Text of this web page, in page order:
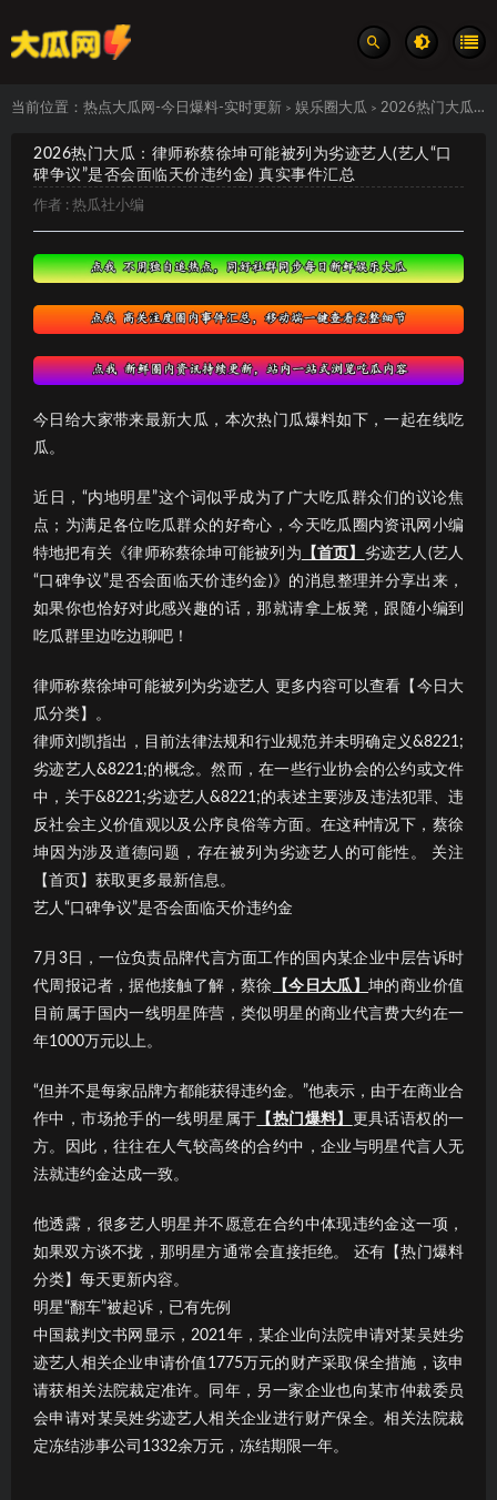
当前位置： 热点大瓜网-今日爆料-实时更新 > 娱乐圈大瓜 > 2026热门大瓜：律师称蔡徐坤可能被列为劣迹艺人(艺人“口碑争议”是否会面临天价违约金) 真实事件汇总
2026热门大瓜：律师称蔡徐坤可能被列为劣迹艺人(艺人“口
碑争议”是否会面临天价违约金) 真实事件汇总
作者 : 热瓜社小编
今日给大家带来最新大瓜，本次热门瓜爆料如下，一起在线吃
瓜。
近日，“内地明星”这个词似乎成为了广大吃瓜群众们的议论焦
点；为满足各位吃瓜群众的好奇心，今天吃瓜圈内资讯网小编
特地把有关《律师称蔡徐坤可能被列为 【首页】 劣迹艺人(艺人
“口碑争议”是否会面临天价违约金)》的消息整理并分享出来，
如果你也恰好对此感兴趣的话，那就请拿上板凳，跟随小编到
吃瓜群里边吃边聊吧！
律师称蔡徐坤可能被列为劣迹艺人 更多内容可以查看【今日大
瓜分类】。
律师刘凯指出，目前法律法规和行业规范并未明确定义&8221;
劣迹艺人&8221;的概念。然而，在一些行业协会的公约或文件
中，关于&8221;劣迹艺人&8221;的表述主要涉及违法犯罪、违
反社会主义价值观以及公序良俗等方面。在这种情况下，蔡徐
坤因为涉及道德问题，存在被列为劣迹艺人的可能性。 关注
【首页】获取更多最新信息。
艺人“口碑争议”是否会面临天价违约金
7月3日，一位负责品牌代言方面工作的国内某企业中层告诉时
代周报记者，据他接触了解，蔡徐 【今日大瓜】坤的商业价值
目前属于国内一线明星阵营，类似明星的商业代言费大约在一
年1000万元以上。
“但并不是每家品牌方都能获得违约金。”他表示，由于在商业合
作中，市场抢手的一线明星属于 【热门爆料】 更具话语权的一
方。因此，往往在人气较高终的合约中，企业与明星代言人无
法就违约金达成一致。
他透露，很多艺人明星并不愿意在合约中体现违约金这一项，
如果双方谈不拢，那明星方通常会直接拒绝。 还有【热门爆料
分类】每天更新内容。
明星“翻车”被起诉，已有先例
中国裁判文书网显示，2021年，某企业向法院申请对某吴姓劣
迹艺人相关企业申请价值1775万元的财产采取保全措施，该申
请获相关法院裁定准许。同年，另一家企业也向某市仲裁委员
会申请对某吴姓劣迹艺人相关企业进行财产保全。相关法院裁
定冻结涉事公司1332余万元，冻结期限一年。